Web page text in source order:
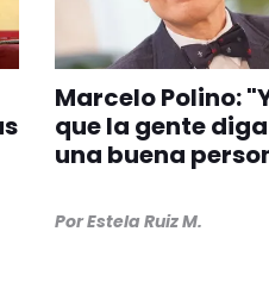
Marcelo Polino:
que la gente
una buena
PorEstela Ruiz M.